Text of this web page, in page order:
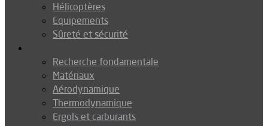
Hélicoptères
Equipements
Sûreté et sécurité
Recherche fondamentale
Matériaux
Aérodynamique
Thermodynamique
Ergols et carburants